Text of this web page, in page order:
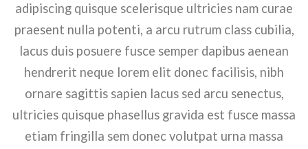
adipiscing quisque scelerisque ultricies nam curae
praesent nulla potenti, a arcu rutrum class cubilia,
lacus duis posuere fusce semper dapibus aenean
hendrerit neque lorem elit donec facilisis, nibh
ornare sagittis sapien lacus sed arcu senectus,
ultricies quisque phasellus gravida est fusce massa
etiam fringilla sem donec volutpat urna massa